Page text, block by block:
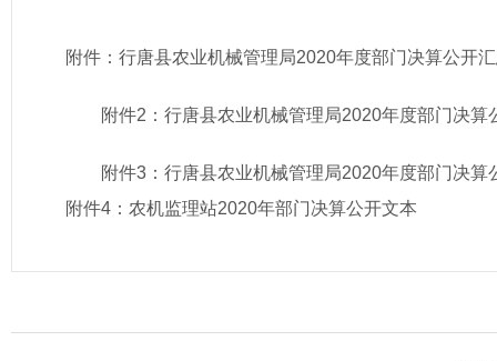
附件： 行唐县农业机械管理局2020年度部门决算公开
附件2： 行唐县农业机械管理局2020年度部门决算
附件3： 行唐县农业机械管理局2020年度部门决算
附件4： 农机监理站2020年部门决算公开文本